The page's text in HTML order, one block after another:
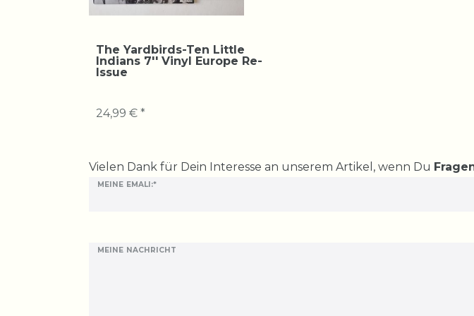
The Yardbirds-Ten Little
Indians 7'' Vinyl Europe Re-
Issue
24,99 € *
Vielen Dank für Dein Interesse an unserem Artikel, wenn Du
MEINE EMALI:*
MEINE NACHRICHT
Ceres::Template.mailFormHoneypotLabel